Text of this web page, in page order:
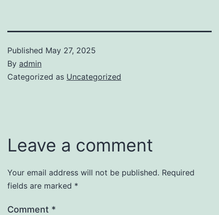
Published May 27, 2025
By admin
Categorized as Uncategorized
Leave a comment
Your email address will not be published. Required
fields are marked *
Comment *